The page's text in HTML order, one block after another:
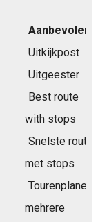
Aanbevolen
Uitkijkpost
Uitgeester
Best route
with stops
Snelste route
met stops
Tourenplaner
mehrere